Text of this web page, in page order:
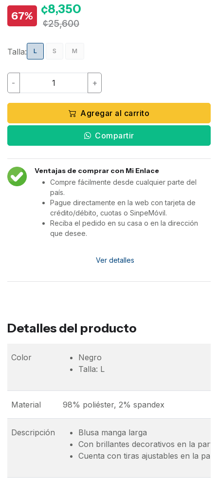
67% ¢8,350
¢25,600
Talla: L S M
- +
Agregar al carrito
Compartir
Ventajas de comprar con Mi Enlace
Compre fácilmente desde cualquier parte del
país.
Pague directamente en la web con tarjeta de
crédito/débito, cuotas o SinpeMóvil.
Reciba el pedido en su casa o en la dirección
que desee.
Ver detalles
Detalles del producto
Color
Negro
Talla: L
Material 98% poliéster, 2% spandex
Descripción
Blusa manga larga
Con brillantes decorativos en la
Cuenta con tiras ajustables en la